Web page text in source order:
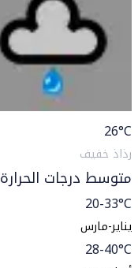
26°C
رذاذ خفيف
متوسط درجات الحرارة
20-33°C
يناير-مارس
28-40°C